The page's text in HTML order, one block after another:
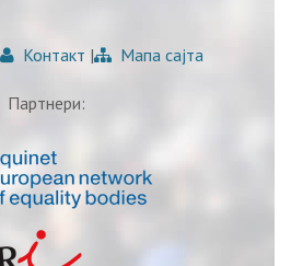
Контакт | Мапа сајта
Партнери: